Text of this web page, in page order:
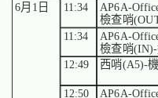
6月1日
11:34
AP6A-
檢查哨
11:34
AP6A-
檢查哨
12:49
西哨(A5)-
12:50
AP6A-